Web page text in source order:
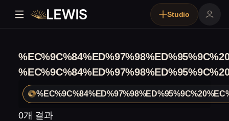
Studio
0개 결과